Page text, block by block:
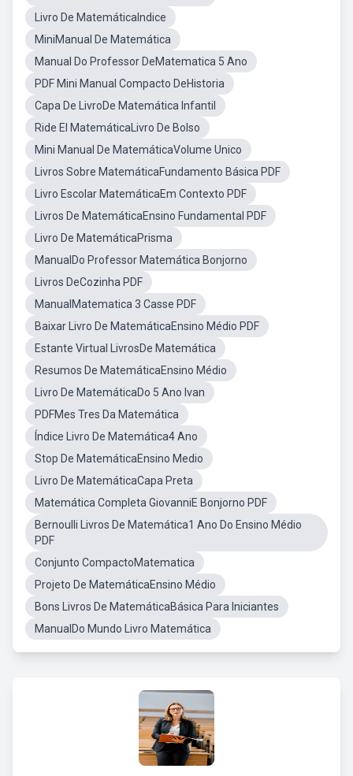
Livro De MatemáticaIndice
MiniManual De Matemática
Manual Do Professor DeMatematica 5 Ano
PDF Mini Manual Compacto DeHistoria
Capa De LivroDe Matemática Infantil
Ride El MatemáticaLivro De Bolso
Mini Manual De MatemáticaVolume Unico
Livros Sobre MatemáticaFundamento Básica PDF
Livro Escolar MatemáticaEm Contexto PDF
Livros De MatemáticaEnsino Fundamental PDF
Livro De MatemáticaPrisma
ManualDo Professor Matemática Bonjorno
Livros DeCozinha PDF
ManualMatematica 3 Casse PDF
Baixar Livro De MatemáticaEnsino Médio PDF
Estante Virtual LivrosDe Matemática
Resumos De MatemáticaEnsino Médio
Livro De MatemáticaDo 5 Ano Ivan
PDFMes Tres Da Matemática
Índice Livro De Matemática4 Ano
Stop De MatemáticaEnsino Medio
Livro De MatemáticaCapa Preta
Matemática Completa GiovanniE Bonjorno PDF
Bernoulli Livros De Matemática1 Ano Do Ensino Médio
PDF
Conjunto CompactoMatematica
Projeto De MatemáticaEnsino Médio
Bons Livros De MatemáticaBásica Para Iniciantes
ManualDo Mundo Livro Matemática